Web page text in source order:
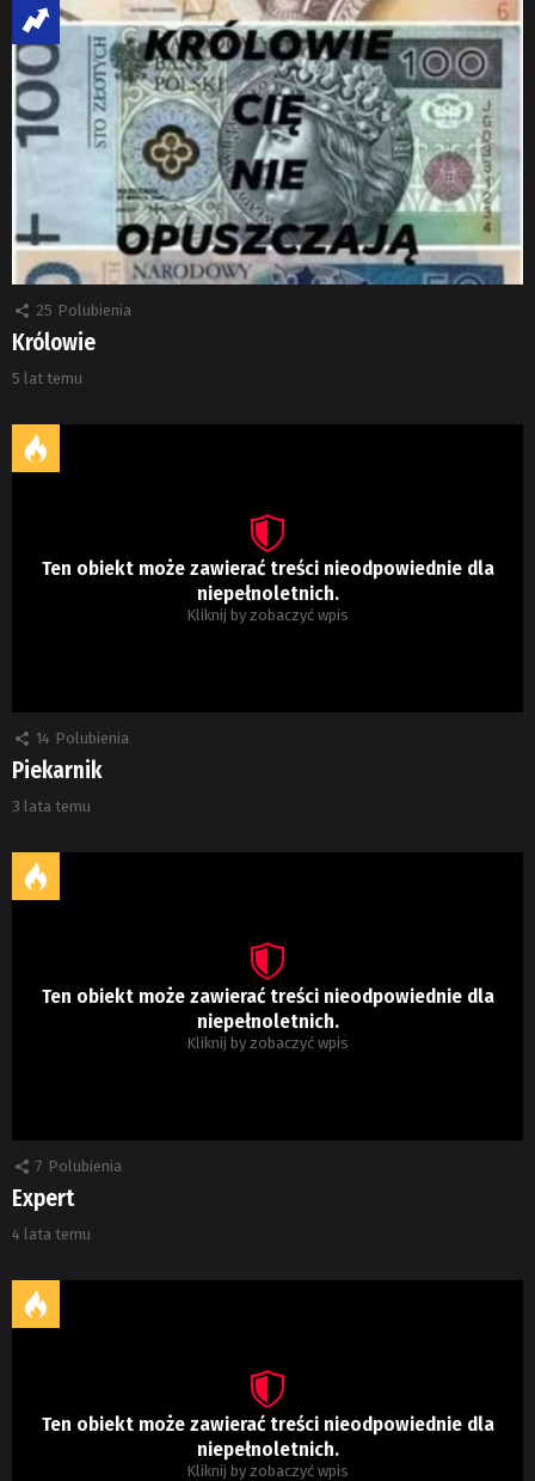
25 Polubienia
Królowie
5 lat temu
Ten obiekt może zawierać treści nieodpowiednie dla
niepełnoletnich.
Kliknij by zobaczyć wpis
14 Polubienia
Piekarnik
3 lata temu
Ten obiekt może zawierać treści nieodpowiednie dla
niepełnoletnich.
Kliknij by zobaczyć wpis
7 Polubienia
Expert
4 lata temu
Ten obiekt może zawierać treści nieodpowiednie dla
niepełnoletnich.
Kliknij by zobaczyć wpis